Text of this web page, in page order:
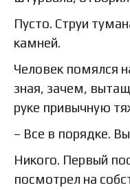
Пусто. Струи
камней.
Человек помялся
зная, зачем,
руке привычную
– Все в порядке.
Никого. Первый
посмотрел на